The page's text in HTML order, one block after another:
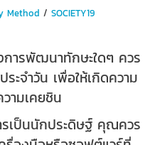
Method / SOCIETY19
การพัฒนาทักษะใดๆ ควร
ะจำวัน เพื่อให้เกิดความ
ามเคยชิน
เป็นนักประดิษฐ์ คุณควร